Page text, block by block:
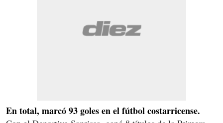
En total, marcó 93 goles en el fútbol costarricense.